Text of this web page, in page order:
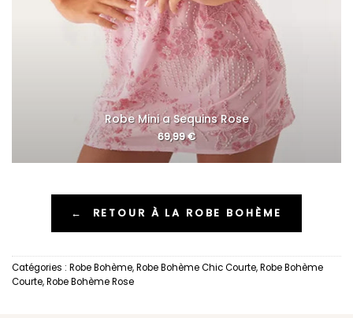
Robe Mini a Sequins Rose
69,99€
← RETOUR À LA ROBE BOHÈME
Catégories : Robe Bohème,Robe Bohème Chic Courte,Robe Bohème
Courte,Robe Bohème Rose